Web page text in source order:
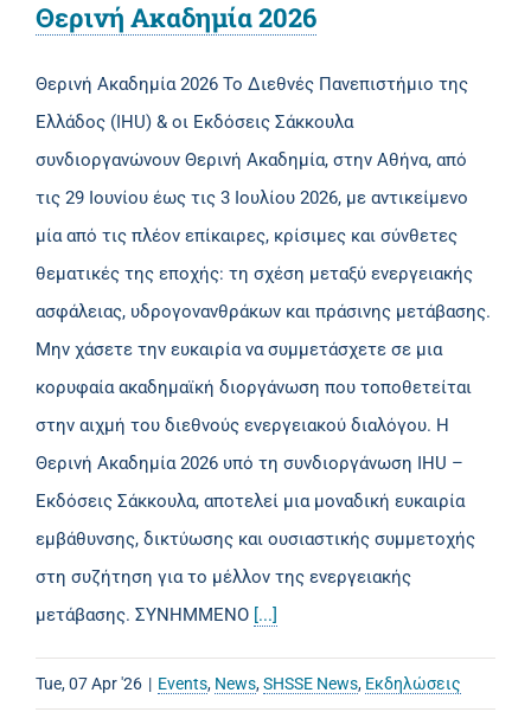
Θερινή Ακαδημία 2026
Θερινή Ακαδημία 2026 Το Διεθνές Πανεπιστήμιο της
Ελλάδος (IHU) & οι Εκδόσεις Σάκκουλα
συνδιοργανώνουν Θερινή Ακαδημία, στην Αθήνα, από
τις 29 Ιουνίου έως τις 3 Ιουλίου 2026, με αντικείμενο
μία από τις πλέον επίκαιρες, κρίσιμες και σύνθετες
θεματικές της εποχής: τη σχέση μεταξύ ενεργειακής
ασφάλειας, υδρογονανθράκων και πράσινης μετάβασης.
Μην χάσετε την ευκαιρία να συμμετάσχετε σε μια
κορυφαία ακαδημαϊκή διοργάνωση που τοποθετείται
στην αιχμή του διεθνούς ενεργειακού διαλόγου. Η
Θερινή Ακαδημία 2026 υπό τη συνδιοργάνωση IHU –
Εκδόσεις Σάκκουλα, αποτελεί μια μοναδική ευκαιρία
εμβάθυνσης, δικτύωσης και ουσιαστικής συμμετοχής
στη συζήτηση για το μέλλον της ενεργειακής
μετάβασης. ΣΥΝΗΜΜΕΝΟ [...]
Tue, 07 Apr '26 | Events, News,SHSSE News, Εκδηλώσεις